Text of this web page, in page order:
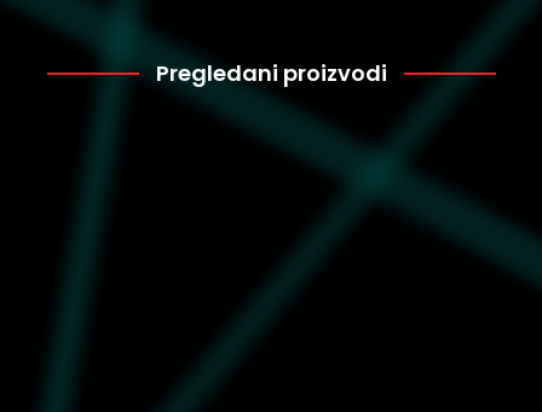
Pregledani proizvodi